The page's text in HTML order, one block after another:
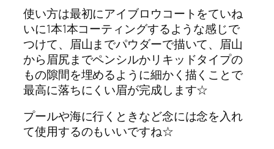
使い方は最初にアイブロウコートをていね
いに1本1本コーティングするような感じで
つけて、眉山までパウダーで描いて、眉山
から眉尻までペンシルかリキッドタイプの
もの隙間を埋めるように細かく描くことで
最高に落ちにくい眉が完成します☆
プールや海に行くときなど念には念を入れ
て使用するのもいいですね☆